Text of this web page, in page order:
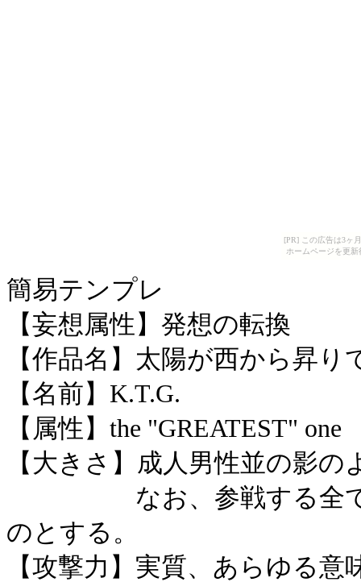
[PR] この広告は3ヶ
ホームページを更
簡易テンプレ
【妄想属性】発想の転換
【作品名】太陽が西から昇
【名前】K.T.G.
【属性】the "GREATEST" one
【大きさ】成人男性並の影
なお、参戦する全ての
のとする。
【攻撃力】実質、あらゆる